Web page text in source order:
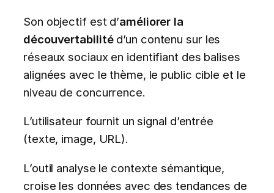
Son objectif est d’améliorer la
découvertabilitéd’un contenu sur les
réseaux sociaux en identifiant des balises
alignées avec le thème, le public cible et le
niveau de concurrence.
L’utilisateur fournit un signal d’entrée
(texte, image, URL).
L’outil analyse le contexte sémantique,
croise les données avec des tendances de